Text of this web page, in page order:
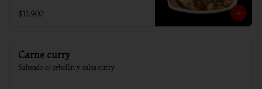
$11.900
Carne curry
Salteado c/ cebollin y salsa curry